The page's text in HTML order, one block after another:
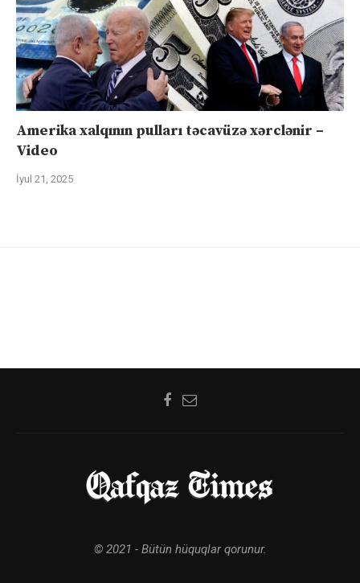
Amerika xalqının pulları təcavüzə xərclənir –
Video
İyul 21, 2025
© 2021 - Bütün hüquqlar qorunur.